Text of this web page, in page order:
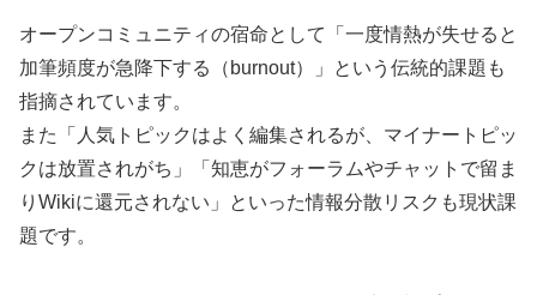
オープンコミュニティの宿命として「一度情熱が失せると
加筆頻度が急降下する（burnout）」という伝統的課題も
指摘されています。
また「人気トピックはよく編集されるが、マイナートピッ
クは放置されがち」「知恵がフォーラムやチャットで留ま
りWikiに還元されない」といった情報分散リスクも現状課
題です。